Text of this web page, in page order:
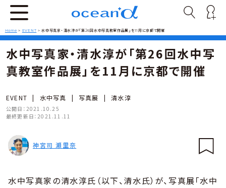
Home > EVENT >水中写真家・清水淳が「第26回水中写真教室作品展」を11月に京都で開催
水中写真家・清水淳が「第26回水中写
真教室作品展」を11月に京都で開催
EVENT | 水中写真 | 写真展 | 清水淳
公開日： 2021.10.25
最終更新日： 2021.11.11
神宮司 瀬里奈
水中写真家の清水淳氏（以下、清水氏）が、写真展「水中